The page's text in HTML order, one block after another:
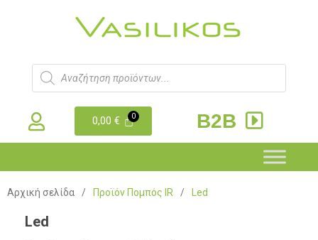
0,00€ B2B
Αρχική σελίδα / Προϊόν Πομπός IR / Led
Led